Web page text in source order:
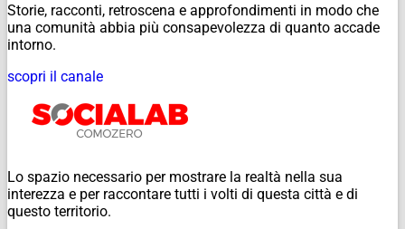
Storie, racconti, retroscena e approfondimenti in modo che
una comunità abbia più consapevolezza di quanto accade
intorno.
scopri il canale
Lo spazio necessario per mostrare la realtà nella sua
interezza e per raccontare tutti i volti di questa città e di
questo territorio.